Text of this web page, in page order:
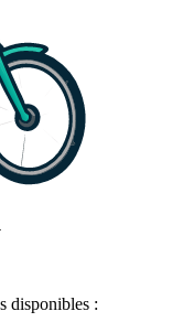
disponibles :